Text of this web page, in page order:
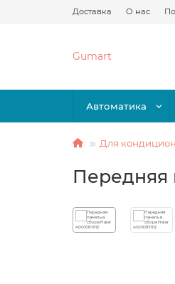
Доставка О нас
Gumart
Автоматика
Для
Передняя